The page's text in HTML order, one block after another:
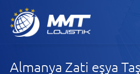
Almanya Zati eşya